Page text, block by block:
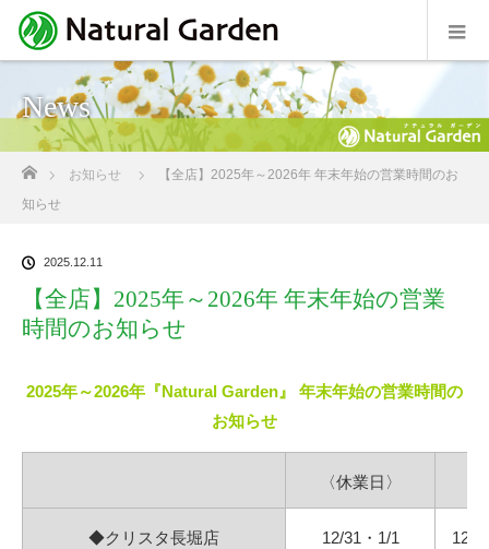
News
ホーム
お知らせ
【全店】2025年～2026年 年末年始の営業時間のお
知らせ
2025.12.11
【全店】2025年～2026年 年末年始の営業
時間のお知らせ
2025年～2026年『Natural Garden』 年末年始の営業時間の
お知らせ
〈休業日〉
◆クリスタ長堀店 12/31・1/1 12/